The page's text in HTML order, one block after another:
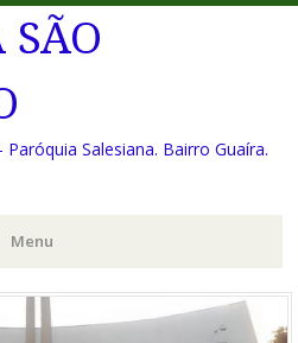
SÃO
Salesiana. Bairro Guaíra.
Menu